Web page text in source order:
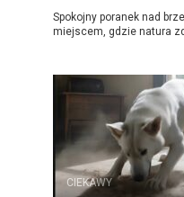
Spokojny poranek nad
miejscem, gdzie natura
CIEKAWY